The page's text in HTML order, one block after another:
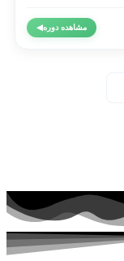
مشاهده دوره◀